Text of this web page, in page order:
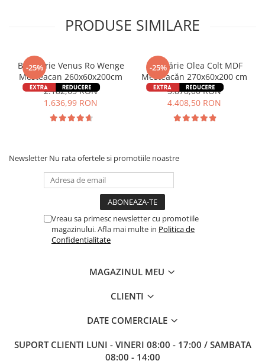
PRODUSE SIMILARE
-25%
Bucatarie Venus Ro Wenge
Mesteacan 260x60x200cm
2.182,65 RON
1.636,99 RON
-25%
Bucătărie Olea Colt MDF
Mesteacăn 270x60x200 cm
5.878,00 RON
4.408,50 RON
Newsletter Nu rata ofertele si promotiile noastre
Vreau sa primesc newsletter cu promotiile
magazinului. Afla mai multe in Politica de
Confidentialitate
MAGAZINUL MEU
CLIENTI
DATE COMERCIALE
SUPORT CLIENTI LUNI - VINERI 08:00 - 17:00 / SAMBATA
08:00 - 14:00